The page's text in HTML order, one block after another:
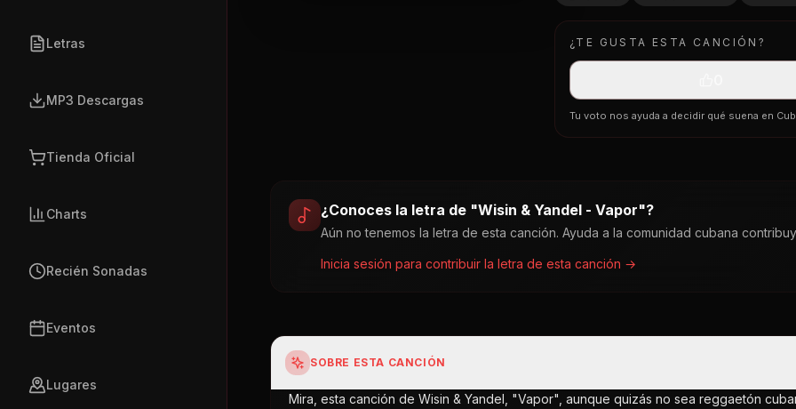
Letras
MP3 Descargas
Tienda Oficial
Charts
Recién Sonadas
Eventos
Lugares
¿TE GUSTA ESTA CANCIÓN?
Tu voto nos ayuda a decidir qué suena en
¿Conoces la letra de "Wisin & Yandel - Vapor"?
Aún no tenemos la letra de esta canción. Ayuda a la comunidad cubana
Inicia sesión para contribuir la letra de esta canción →
SOBRE ESTA CANCIÓN
Mira, esta canción de Wisin & Yandel, "Vapor", aunque quizás no sea reggaetón